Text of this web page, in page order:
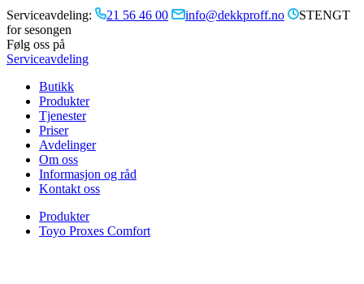
Serviceavdeling: 21 56 46 00 info@dekkproff.no
STENGT
for sesongen
Følg oss på
Serviceavdeling
Butikk
Produkter
Tjenester
Priser
Avdelinger
Om oss
Informasjon og råd
Kontakt oss
Produkter
Toyo Proxes Comfort